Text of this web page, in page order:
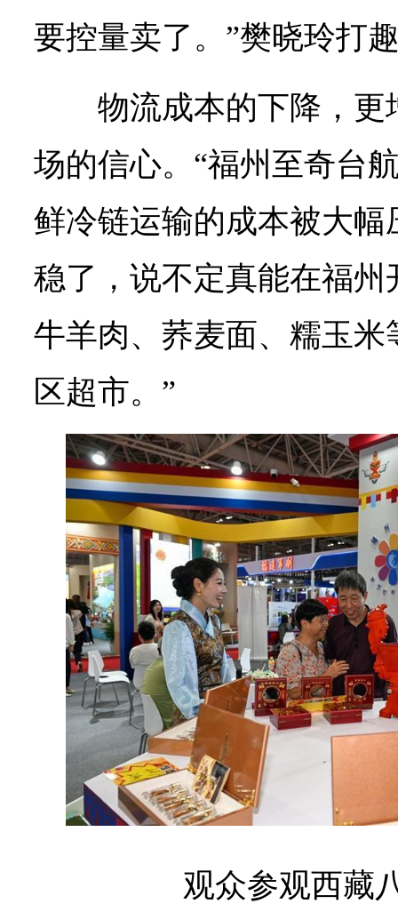
要控量卖了。”樊晓玲打
物流成本的下降，
场的信心。“福州至奇台
鲜冷链运输的成本被大
稳了，说不定真能在福
牛羊肉、荞麦面、糯玉
区超市。”
观众参观西藏